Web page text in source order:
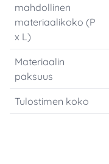
mahdollinen
materiaalikoko (P
x L)
Materiaalin
paksuus
Tulostimen koko